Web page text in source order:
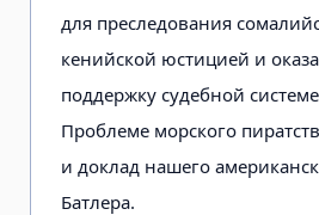
для преследования
кенийской юстицией и
поддержку судебной
Проблеме морского
и доклад нашего
Батлера.